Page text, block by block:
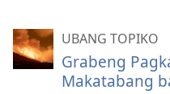
UBANG TOPIKO
Grabeng
Makatabang